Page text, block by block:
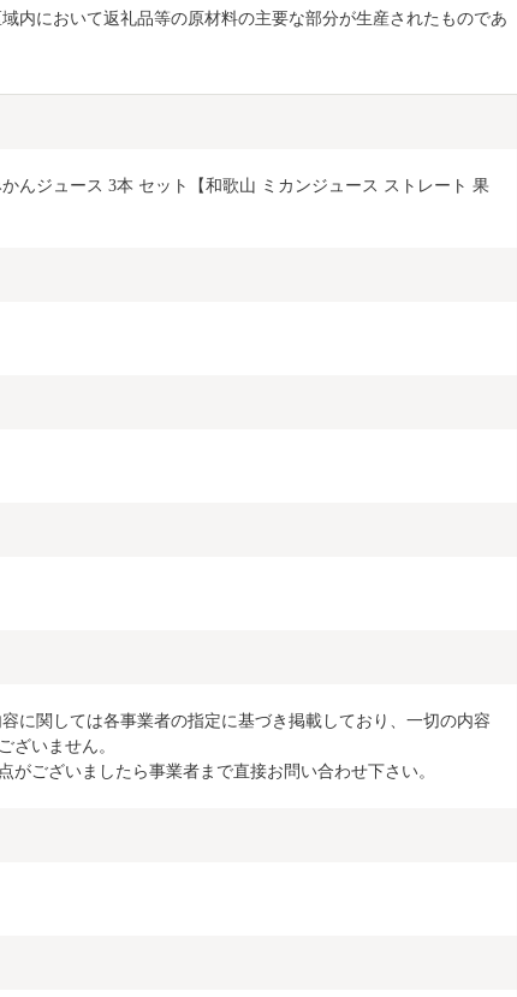
内において返礼品等の原材料の主要な部分が生産されたものであ
んジュース 3本 セット【和歌山 ミカンジュース ストレート 果
に関しては各事業者の指定に基づき掲載しており、一切の内容
ざいません。
いましたら事業者まで直接お問い合わせ下さい。